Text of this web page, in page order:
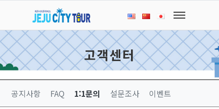
고객센터
공지사항 FAQ 1:1문의 설문조사 이벤트